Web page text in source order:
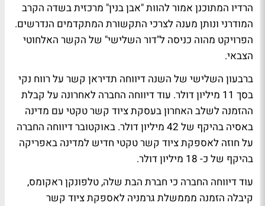
הרדיו המתוכנן אמור להוות "אבן בנין" מרכזית בשדה הקרב
המודרני ונותן מענה לצרכי התקשורת המתקדמים הנדרשים.
הפרויקט מהוה כניסה ל"דור השלישי" של הקשר האלחוטי
הצבאי.
ברבעון השלישי של השנה דיווחה תדיראן קשר על רווח נקי
בסך 11 מיליון דולר. עוד דיווחה החברה לאחרונה על קבלת
ההזמנה לשלב האחרון בעסקת ציוד קשר טקטי עם מדינה
באסיה בהיקף של 42 מיליון דולר. באוקטובר דיווחה החברה
על חוזה לאספקת ציוד קשר טקטי חדיש למדינה באפריקה
בהיקף של כ- 18 מיליון דולר.
עוד דיווחה החברה כי חברת הבת שלה, טלפונקן ראקומס,
קיבלה הזמנה מממשלת גרמניה לאספקת ציוד קשר